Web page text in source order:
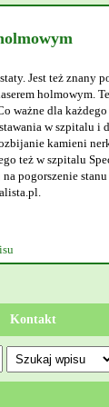
Jest też znany
holmowym.
ważne dla
w szpitalu i
kamieni
też w szpitalu
pogorszenie
Kontakt